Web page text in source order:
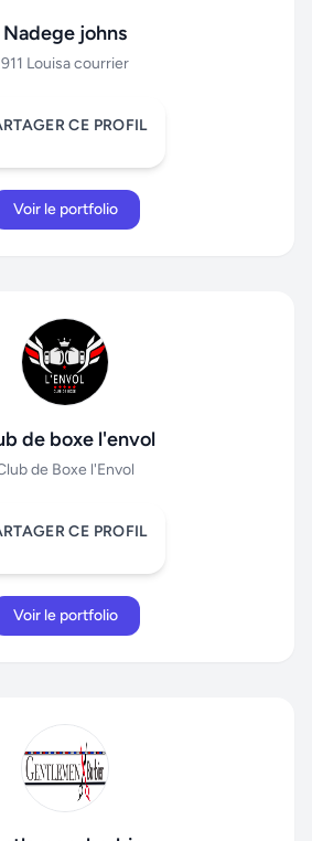
Nadege johns
911 Louisa courrier
CE PROFIL
Voir le portfolio
de boxe l'envol
de Boxe l'Envol
CE PROFIL
Voir le portfolio